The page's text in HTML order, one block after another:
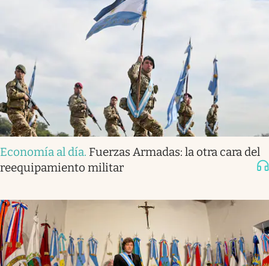
Economía al día. Fuerzas Armadas: la otra cara del
reequipamiento militar